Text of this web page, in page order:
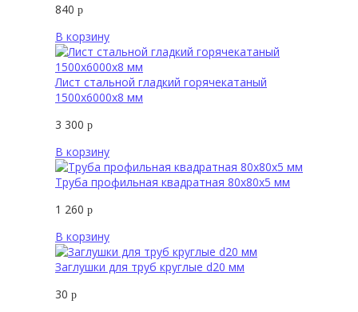
840 р
В корзину
Лист стальной гладкий горячекатаный
1500х6000х8 мм
3 300 р
В корзину
Труба профильная квадратная 80х80х5 мм
1 260 р
В корзину
Заглушки для труб круглые d20 мм
30 р